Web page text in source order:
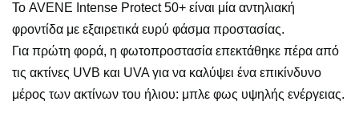
Το AVENE Intense Protect 50+ είναι μία αντηλιακή
φροντίδα με εξαιρετικά ευρύ φάσμα προστασίας.
Για πρώτη φορά, η φωτοπροστασία επεκτάθηκε πέρα ​​από
τις ακτίνες UVB και UVA για να καλύψει ένα επικίνδυνο
μέρος των ακτίνων του ήλιου: μπλε φως υψηλής ενέργειας.